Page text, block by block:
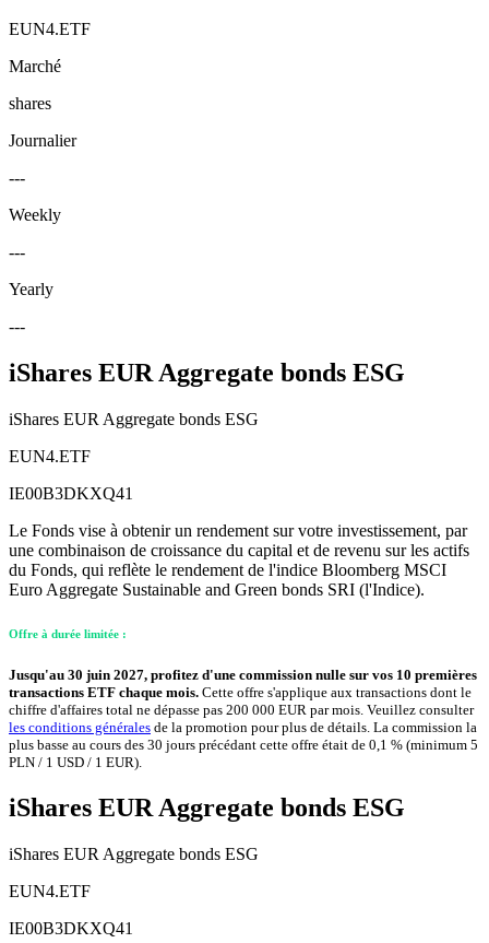
EUN4.ETF
Marché
shares
Journalier
---
Weekly
---
Yearly
---
iShares EUR Aggregate bonds ESG
iShares EUR Aggregate bonds ESG
EUN4.ETF
IE00B3DKXQ41
Le Fonds vise à obtenir un rendement sur votre investissement, par
une combinaison de croissance du capital et de revenu sur les actifs
du Fonds, qui reflète le rendement de l'indice Bloomberg MSCI
Euro Aggregate Sustainable and Green bonds SRI (l'Indice).
Offre à durée limitée :
Jusqu'au 30 juin 2027, profitez d'une commission nulle sur vos 10 premières
transactions ETF chaque mois. Cette offre s'applique aux transactions dont le
chiffre d'affaires total ne dépasse pas 200 000 EUR par mois. Veuillez consulter
les conditions générales de la promotion pour plus de détails. La commission la
plus basse au cours des 30 jours précédant cette offre était de 0,1 % (minimum 5
PLN / 1 USD / 1 EUR).
iShares EUR Aggregate bonds ESG
iShares EUR Aggregate bonds ESG
EUN4.ETF
IE00B3DKXQ41